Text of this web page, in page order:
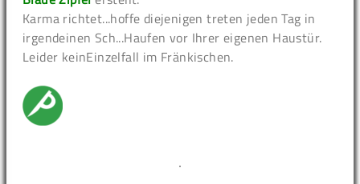
Karma richtet...hoffe diejenigen treten jeden Tag in
irgendeinen Sch...Haufen vor Ihrer eigenen Haustür.
Leider keinEinzelfall im Fränkischen.